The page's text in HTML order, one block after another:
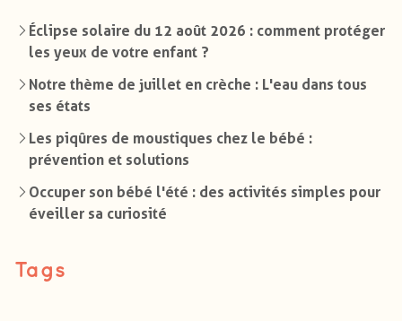
Éclipse solaire du 12 août 2026 : comment protéger
les yeux de votre enfant ?
Notre thème de juillet en crèche : L'eau dans tous
ses états
Les piqûres de moustiques chez le bébé :
prévention et solutions
Occuper son bébé l'été : des activités simples pour
éveiller sa curiosité
Tags